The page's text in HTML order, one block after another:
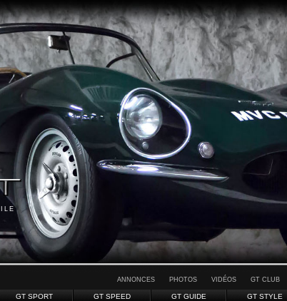
ANNONCES PHOTOS VIDÉOS GT CLUB
GT SPORT GT SPEED GT GUIDE GT STYLE